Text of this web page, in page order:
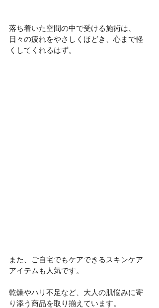
落ち着いた空間の中で受ける施術は、
日々の疲れをやさしくほどき、心まで軽
くしてくれるはず。
また、ご自宅でもケアできるスキンケア
アイテムも人気です。
乾燥やハリ不足など、大人の肌悩みに寄
り添う商品を取り揃えています。